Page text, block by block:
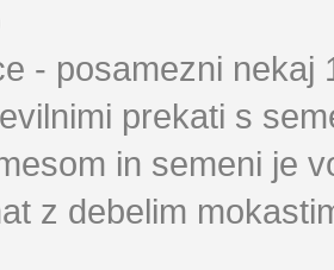
- posamezni nekaj
prekati s
in semeni je
z debelim